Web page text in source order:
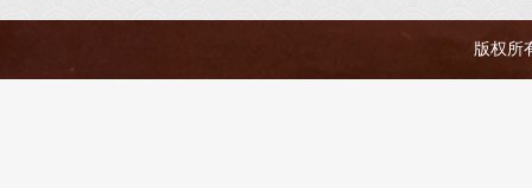
版权所